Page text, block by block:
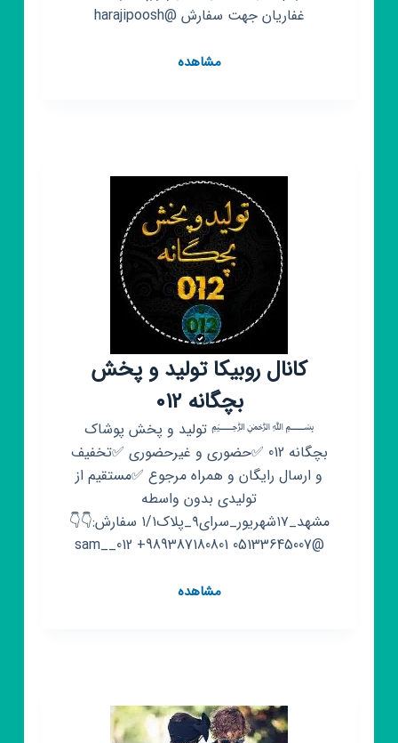
غفاریان جهت سفارش @harajipoosh
مشاهدهکانال
پوشاک
حراجی
کانال روبیکا تولید و پخش
بچگانه 012
﷽ تولید و پخش پوشاک
بچگانه 012 ✅حضوری و غیرحضوری ✅تخفیف
و ارسال رایگان و همراه مرجوع ✅مستقیم از
تولیدی بدون واسطه
مشهد_۱۷شهریور_سرای۹_پلاک۱/۱ سفارش:👇👇
@sam__012 +989387180801 05133645007
مشاهدهکانال
012